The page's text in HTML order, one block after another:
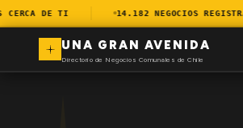
DE TI 14.182 NEGOCIOS
UNA GRAN AVENIDA
Directorio de Negocios Comunales de Chile